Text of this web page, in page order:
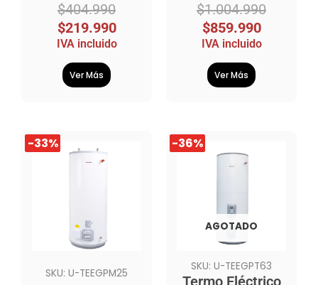
$404.990
$219.990
IVA incluido
Ver Más
$1.004.990
$859.990
IVA incluido
Ver Más
-33%
-33%
SKU: U-TEEGPM25
El
precio
El
precio
-36%
-36%
AGOTADO
SKU: U-TEEGPT63
El
$1.939.990.
El
$1.249.990.